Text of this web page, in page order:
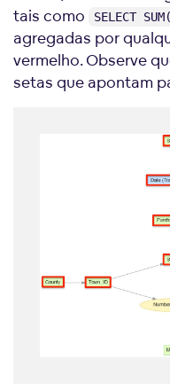
tais como
SELECT
agregadas por
vermelho. Observe
setas que apontam